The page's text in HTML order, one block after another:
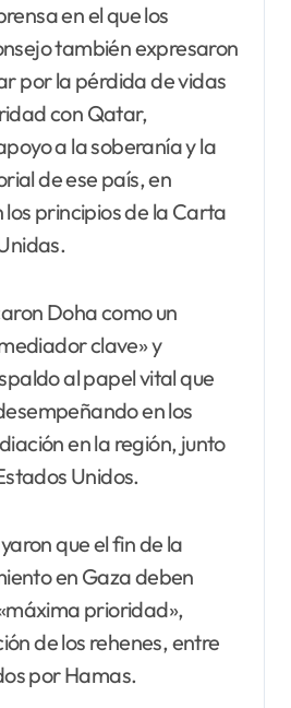
en el que los
también expresaron
por la pérdida de vidas
con Qatar,
a la soberanía y la
de ese país, en
principios de la Carta
Doha como un
clave» y
al papel vital que
en los
en la región, junto
Unidos.
que el fin de la
en Gaza deben
prioridad»,
de los rehenes, entre
por Hamas.